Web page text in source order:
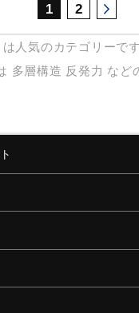
1 2
は人気のカテゴリーで
多層構造 反発力 など